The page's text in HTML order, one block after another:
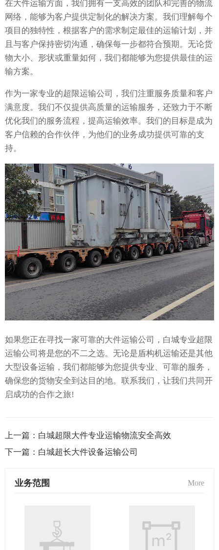
在大件运输方面，我们拥有一支高效的团队和完善的物流
网络，能够为客户提供定制化的解决方案。我们理解每个
项目的独特性，根据客户的需求制定最佳的运输计划，并
且与客户保持密切沟通，确保每一步都符合预期。无论货
物大小、形状或重量如何，我们都能够为您提供最佳的运
输方案。
作为一家专业的超限运输公司，我们注重服务质量和客户
满意度。我们不仅提供高质量的运输服务，还致力于不断
优化我们的服务流程，提高运输效率。我们的目标是成为
客户信赖的合作伙伴，为他们的业务成功提供可靠的支
持。
如果您正在寻找一家可靠的大件运输公司，白城专业超限
运输公司将是您的不二之选。无论是盾构机运输还是其他
大型设备运输，我们都能够为您提供专业、可靠的服务，
确保您的货物安全到达目的地。联系我们，让我们共同开
启成功的合作之旅!
上一篇： 白城超限大件专业运输物流安全高效
下一篇： 白城超长大件设备运输公司
业务范围 More